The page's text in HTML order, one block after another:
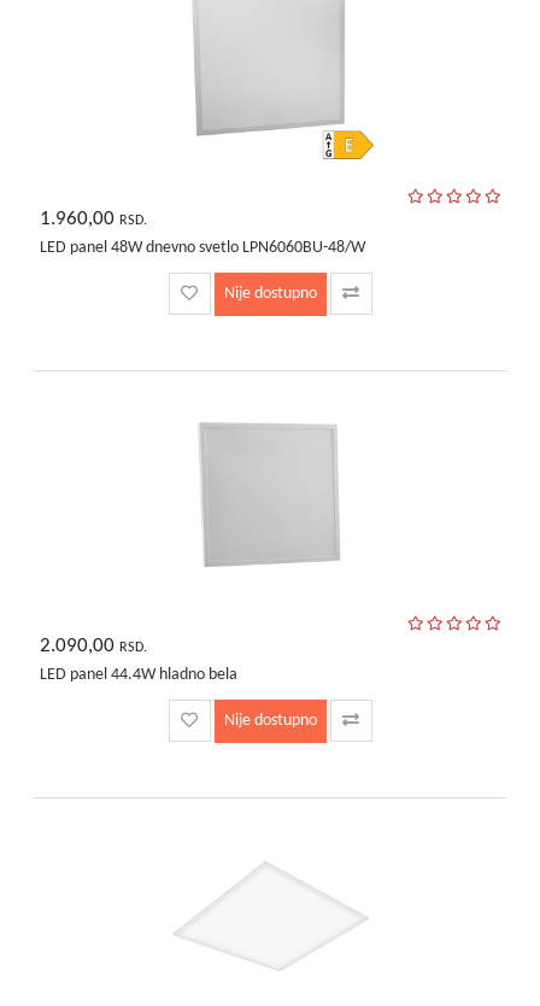
1.960,00 RSD.
LED panel 48W dnevno svetlo LPN6060BU-48/W
Nije dostupno
2.090,00 RSD.
LED panel 44.4W hladno bela
Nije dostupno